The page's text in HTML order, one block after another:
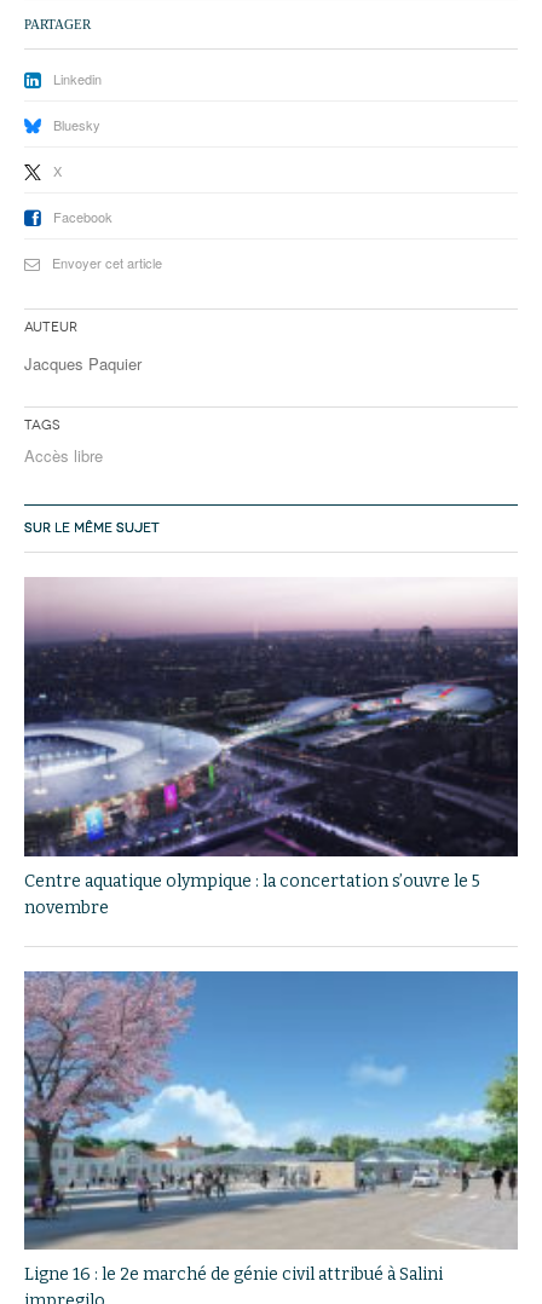
PARTAGER
Linkedin
Bluesky
X
Facebook
Envoyer cet article
Auteur
Jacques Paquier
Tags
Accès libre
SUR LE MÊME SUJET
Centre aquatique olympique : la concertation s’ouvre le 5
novembre
Ligne 16 : le 2e marché de génie civil attribué à Salini